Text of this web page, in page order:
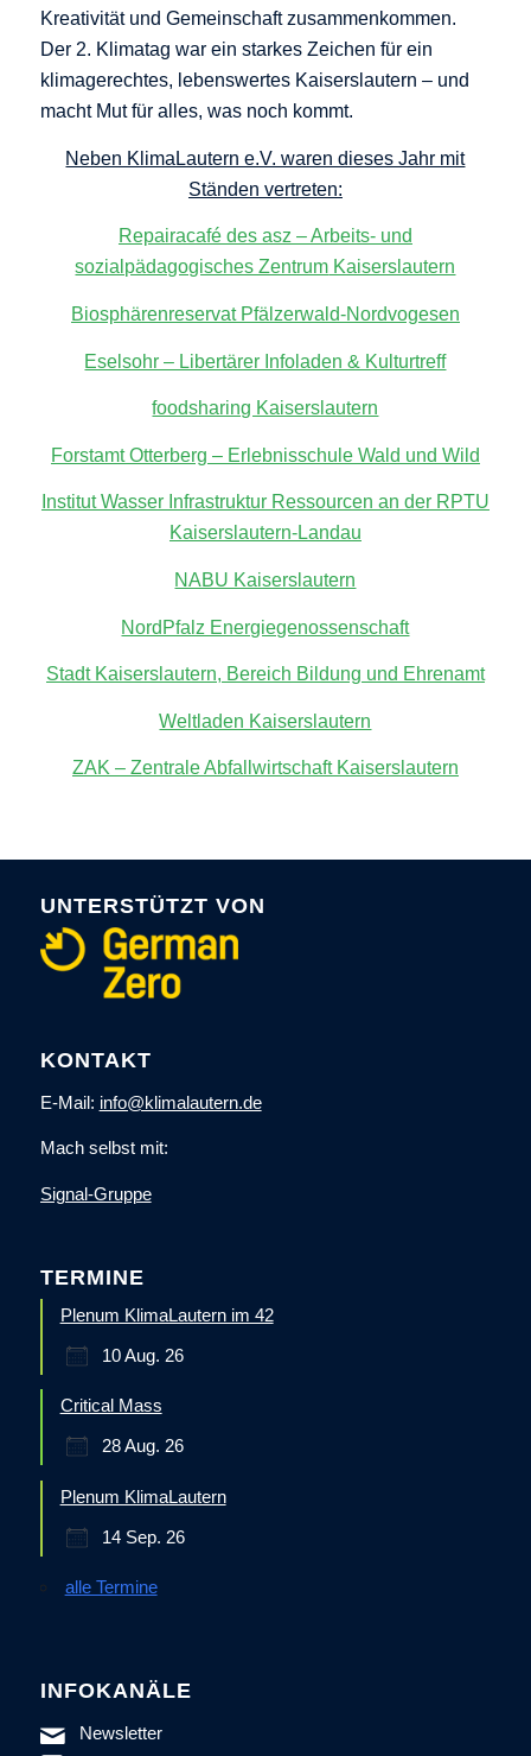
Kreativität und Gemeinschaft zusammenkommen.
Der 2. Klimatag war ein starkes Zeichen für ein
klimagerechtes, lebenswertes Kaiserslautern – und
macht Mut für alles, was noch kommt.
Neben KlimaLautern e.V. waren dieses Jahr mit
Ständen vertreten:
Repairacafé des asz –Arbeits- und
sozialpädagogisches Zentrum Kaiserslautern
Biosphärenreservat Pfälzerwald-Nordvogesen
Eselsohr – Libertärer Infoladen & Kulturtreff
foodsharing Kaiserslautern
Forstamt Otterberg – Erlebnisschule Wald und Wild
Institut Wasser Infrastruktur Ressourcen an der RPTU
Kaiserslautern-Landau
NABU Kaiserslautern
NordPfalz Energiegenossenschaft
Stadt Kaiserslautern, Bereich Bildung und Ehrenamt
Weltladen Kaiserslautern
ZAK – Zentrale Abfallwirtschaft Kaiserslautern
UNTERSTÜTZT VON
KONTAKT
E-Mail: info@klimalautern.de
Mach selbst mit:
Signal-Gruppe
TERMINE
Plenum KlimaLautern im 42
10 Aug. 26
Critical Mass
28 Aug. 26
Plenum KlimaLautern
14 Sep. 26
alle Termine
INFOKANÄLE
Newsletter